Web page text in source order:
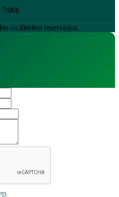
os direitos reservados.
.